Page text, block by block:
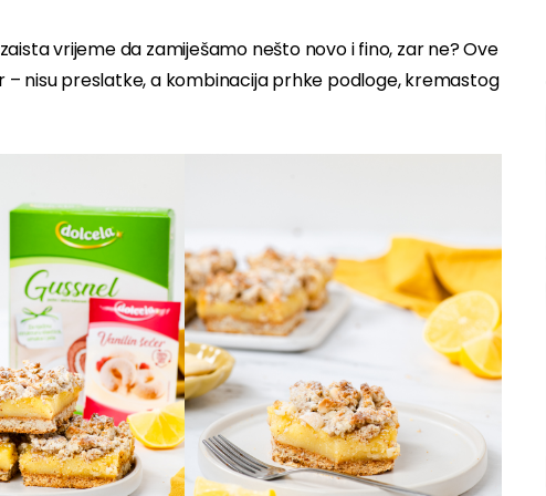
vrijeme da zamiješamo nešto novo i fino, zar ne? Ove
nisu preslatke, a kombinacija prhke podloge, kremastog